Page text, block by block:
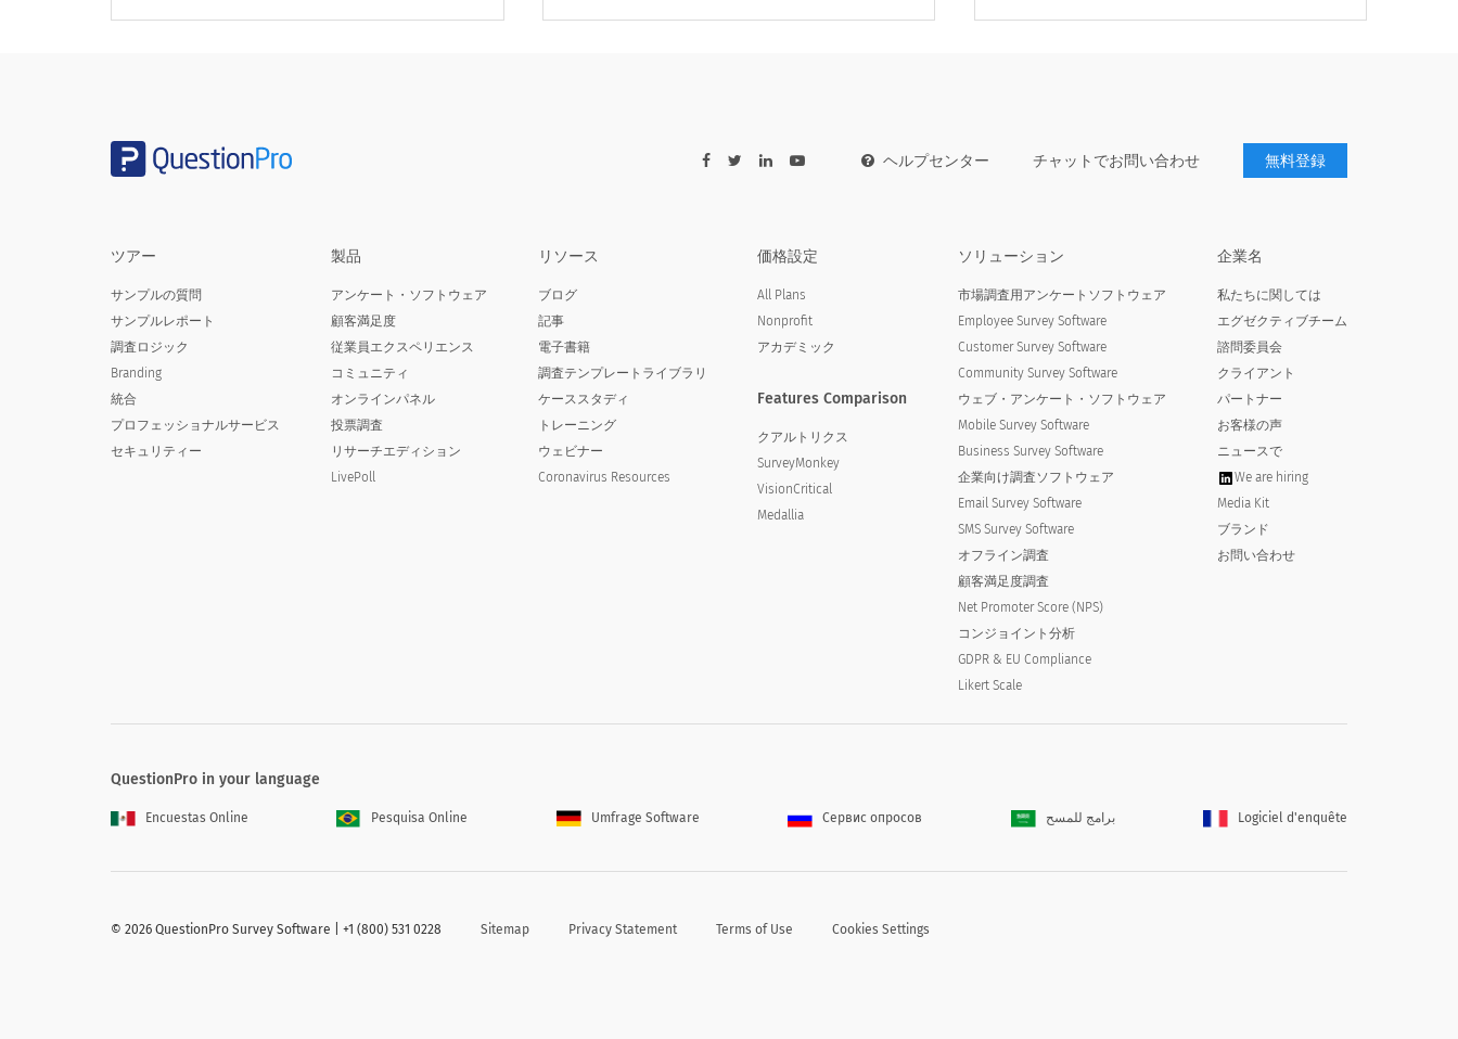
Does something about the club immediately grab your attention? (i.e. a sign, special lighting, building structure,
proximity to a landmark)
はいの場合、指定してください
1-クラブの外
2-1つは内側、1つは外側
ヘルプセンター チャットでお問い合わせ 無料登録
ツアー
サンプルの質問
サンプルレポート
調査ロジック
Branding
統合
プロフェッショナルサービス
セキュリティー
製品
アンケート・ソフトウェア
顧客満足度
従業員エクスペリエンス
コミュニティ
オンラインパネル
投票調査
リサーチエディション
LivePoll
リソース
ブログ
記事
電子書籍
調査テンプレートライブラリ
ケーススタディ
トレーニング
ウェビナー
Coronavirus Resources
価格設定
All Plans
Nonprofit
アカデミック
Features Comparison
クアルトリクス
SurveyMonkey
VisionCritical
Medallia
ソリューション
市場調査用アンケートソフトウェア
Employee Survey Software
Customer Survey Software
Community Survey Software
ウェブ・アンケート・ソフトウェア
Mobile Survey Software
Business Survey Software
企業向け調査ソフトウェア
Email Survey Software
SMS Survey Software
オフライン調査
顧客満足度調査
Net Promoter Score (NPS)
コンジョイント分析
GDPR & EU Compliance
Likert Scale
企業名
私たちに関しては
エグゼクティブチーム
諮問委員会
クライアント
パートナー
お客様の声
ニュースで
We are hiring
Media Kit
ブランド
お問い合わせ
QuestionPro in your language
Encuestas Online Pesquisa Online Umfrage Software Сервис опросов برامج للمسح Logiciel d'enquête
© 2026 QuestionPro Survey Software | +1 (800) 531 0228 Sitemap Privacy Statement Terms of Use Cookies Settings